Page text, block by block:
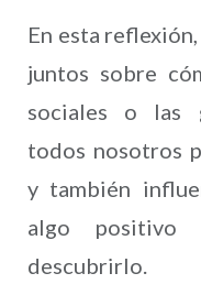
En esta
juntos sobre
sociales o las
todos nosotros
y también
algo positivo
descubrirlo.